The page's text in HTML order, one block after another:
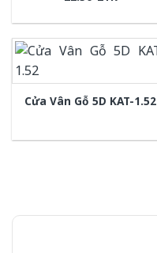
Cửa Vân Gỗ 5D KAT-1.52